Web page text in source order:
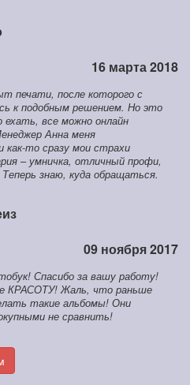
16 марта 2018
печати, после которого с
к подобным решением. Но это
ехать, все можно онлайн
Анна меня
то сразу мои страхи
– умничка, отличный профи,
знаю, куда обращаться.
09 ноября 2017
Спасибо за вашу работу!
КРАСОТУ! Жаль, что раньше
такие альбомы! Они
не сравнить!